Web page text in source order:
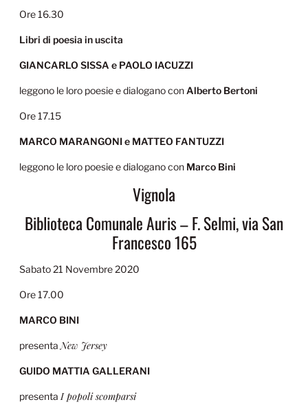
Ore 16.30
Libri di poesia in uscita
GIANCARLO SISSA e PAOLO IACUZZI
leggono le loro poesie e dialogano con Alberto Bertoni
Ore 17.15
MARCO MARANGONI e MATTEO FANTUZZI
leggono le loro poesie e dialogano con Marco Bini
Vignola
Biblioteca Comunale Auris – F. Selmi, via San
Francesco 165
Sabato 21 Novembre 2020
Ore 17.00
MARCO BINI
presenta New Jersey
GUIDO MATTIA GALLERANI
presenta I popoli scomparsi